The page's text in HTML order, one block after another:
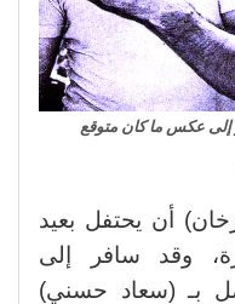
إلى عكس ما كان متوقع
أن يحتفل بعيد
وقد سافر إلى
بـ (سعاد حسني)